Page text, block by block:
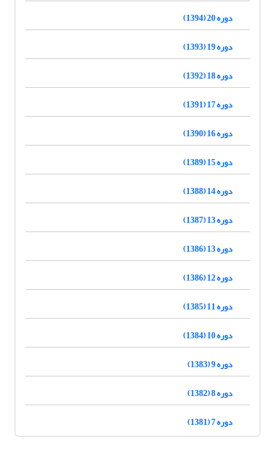
دوره 20 (1394)
دوره 19 (1393)
دوره 18 (1392)
دوره 17 (1391)
دوره 16 (1390)
دوره 15 (1389)
دوره 14 (1388)
دوره 13 (1387)
دوره 13 (1386)
دوره 12 (1386)
دوره 11 (1385)
دوره 10 (1384)
دوره 9 (1383)
دوره 8 (1382)
دوره 7 (1381)